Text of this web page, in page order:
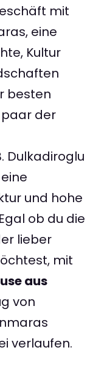
mit
eine
Kultur
besten
paar der
Dulkadiroglu
und hohe
ob du die
lieber
mit
aus
von
verlaufen.